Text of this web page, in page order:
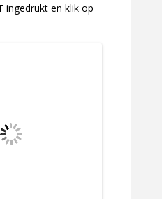
ingedrukt en klik op